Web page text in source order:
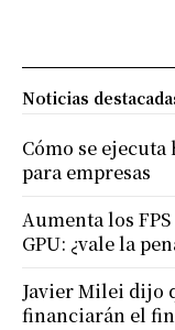
Noticias
Cómo se
para empresas
Aumenta los
GPU: ¿vale la
Javier Milei dijo
financiarán el